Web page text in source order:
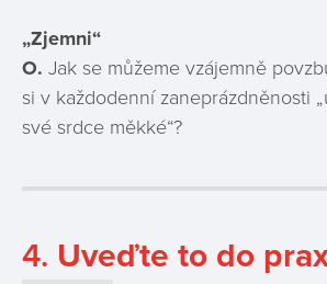
„Zjemni“
O. Jak se můžeme vzájemně
si v každodenní zaneprázdněnosti
své srdce měkké“?
4. Uveďte to do